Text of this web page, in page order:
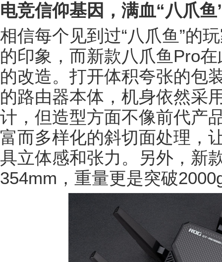
电竞信仰基因，满血“八爪
相信每个见到过“八爪鱼”的
的印象，而新款八爪鱼Pro
的改造。打开体积夸张的包
的路由器本体，机身依然采
计，但造型方面不像前代产
富而多样化的斜切面处理，
具立体感和张力。另外，新
354mm，重量更是突破